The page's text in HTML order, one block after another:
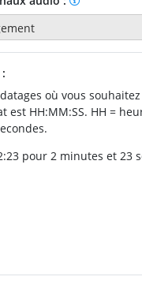
où vous
est HH:MM:SS. HH =
pour 2 minutes et 23